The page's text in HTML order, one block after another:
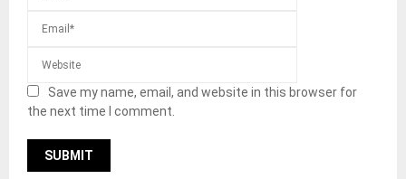
Save my name, email, and website in this browser for
the next time I comment.